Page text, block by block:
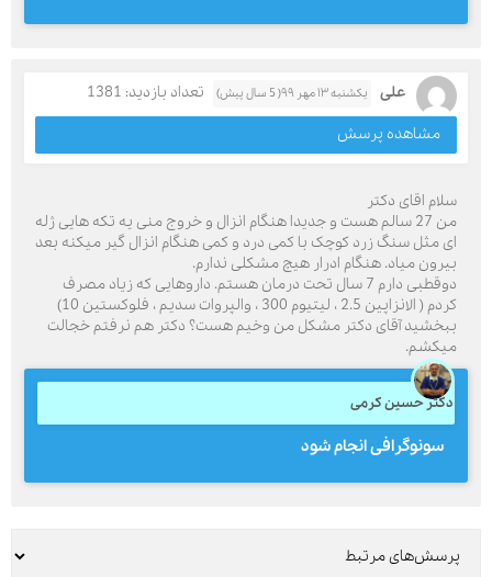
علی یکشنبه ۱۳ مهر ۹۹( 5 سال پیش)
تعداد بازدید: 1381
مشاهده پرسش
سلام اقای دکتر
من 27 سالم هست و جدیدا هنگام انزال و خروج منی یه تکه هایی ژله
ای مثل سنگ زرد کوچک با کمی درد و کمی هنگام انزال گیر میکنه بعد
بیرون میاد. هنگام ادرار هیچ مشکلی ندارم.
دوقطبی دارم 7 سال تحت درمان هستم. داروهایی که زیاد مصرف
کردم ( الانزاپین 2.5 ، لیتیوم 300 ، والپروات سدیم ، فلوکستین 10)
ببخشید آقای دکتر مشکل من وخیم هست؟ دکتر هم نرفتم خجالت
میکشم.
دکتر حسین کرمی
سونوگرافی انجام شود